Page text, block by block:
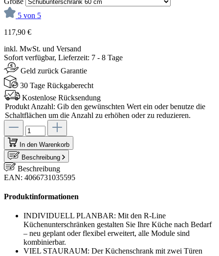
5 von 5
117,90 €
inkl. MwSt. und Versand
Sofort verfügbar, Lieferzeit: 7 - 8 Tage
Geld zurück Garantie
30 Tage Rückgaberecht
Kostenlose Rücksendung
Produkt Anzahl: Gib den gewünschten Wert ein oder benutze die
Schaltflächen um die Anzahl zu erhöhen oder zu reduzieren.
In den Warenkorb
Beschreibung
Beschreibung
EAN: 4066731035595
Produktinformationen
INDIVIDUELL PLANBAR: Mit den R-Line
Küchenunterschränken gestalten Sie Ihre Küche nach Bedarf
– neu geplant oder flexibel erweitert, alle Module sind
kombinierbar.
VIEL STAURAUM: Der Küchenschrank mit zwei Türen